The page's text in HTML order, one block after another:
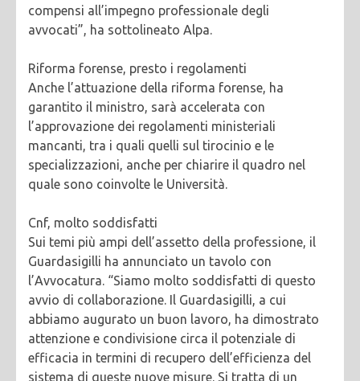
compensi all’impegno professionale degli
avvocati”, ha sottolineato Alpa.
Riforma forense, presto i regolamenti
Anche l’attuazione della riforma forense, ha
garantito il ministro, sarà accelerata con
l’approvazione dei regolamenti ministeriali
mancanti, tra i quali quelli sul tirocinio e le
specializzazioni, anche per chiarire il quadro nel
quale sono coinvolte le Università.
Cnf, molto soddisfatti
Sui temi più ampi dell’assetto della professione, il
Guardasigilli ha annunciato un tavolo con
l’Avvocatura. “Siamo molto soddisfatti di questo
avvio di collaborazione. Il Guardasigilli, a cui
abbiamo augurato un buon lavoro, ha dimostrato
attenzione e condivisione circa il potenziale di
efficacia in termini di recupero dell’efficienza del
sistema di queste nuove misure. Si tratta di un